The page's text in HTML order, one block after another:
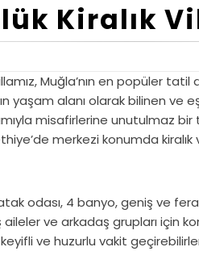
Kiralık
Muğla’nın en popüler
alanı olarak bilinen ve
misafirlerine unutulmaz
merkezi konumda
odası, 4 banyo, geniş ve
ve arkadaş grupları için
ve huzurlu vakit